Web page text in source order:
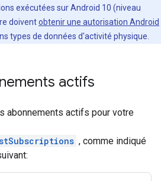
exécutées sur Android 10 (niveau
doiventobtenir une autorisation Android
types de données d'activité physique.
actifs
abonnements actifs pour votre
, comme indiqué